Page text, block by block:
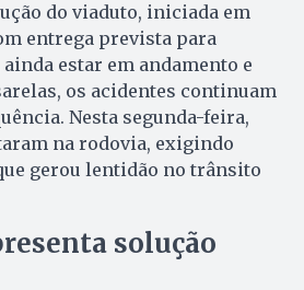
do viaduto, iniciada em
entrega prevista para
estar em andamento e
os acidentes continuam
Nesta segunda-feira,
na rodovia, exigindo
gerou lentidão no trânsito
solução